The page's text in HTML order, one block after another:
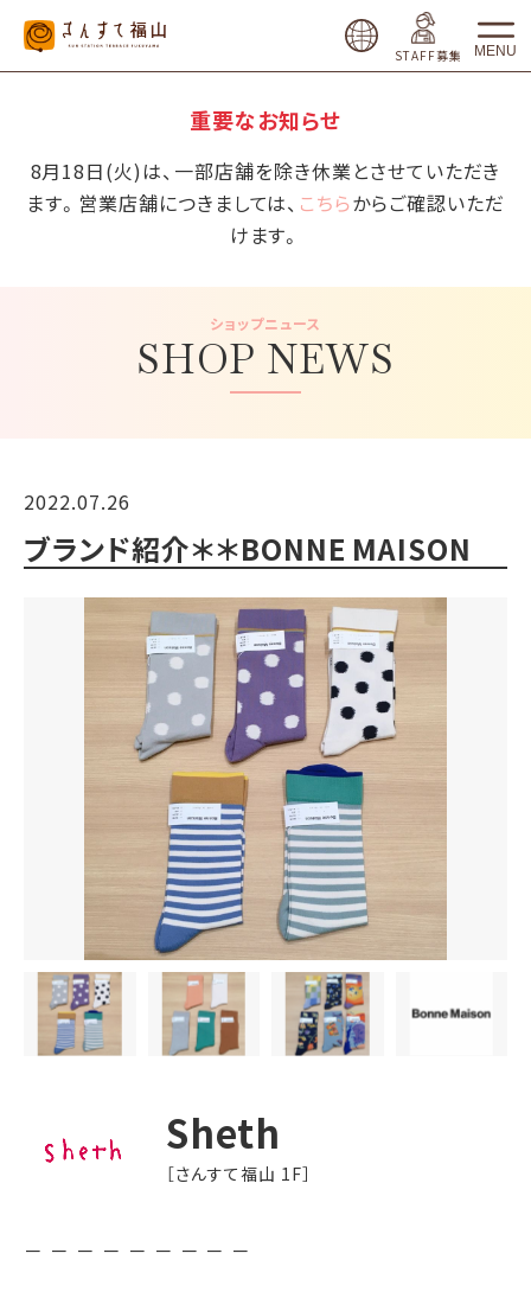
STAFF募集 MENU
重要なお知らせ
8月18日(火)は、一部店舗を除き休業とさせていただき
ます。営業店舗につきましては、 こちらからご確認いただ
けます。
SHOP NEWS
ショップニュース
2022.07.26
ブランド紹介＊＊BONNE MAISON
Sheth
［さんすて福山 1F］
－ － － － － － － － －